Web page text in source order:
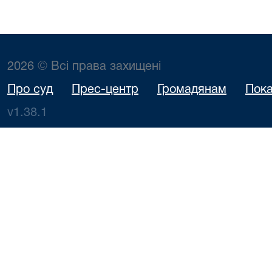
2026 © Всі права захищені
Про суд Прес-центр Громадянам
v1.38.1